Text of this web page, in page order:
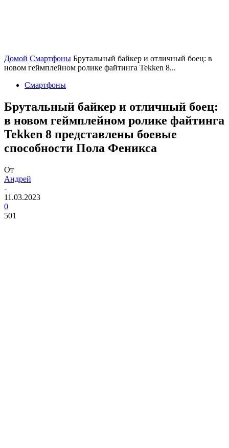
Домой Смартфоны Брутальный байкер и отличный боец: в
новом геймплейном ролике файтинга Tekken 8...
Смартфоны
Брутальный байкер и отличный боец:
в новом геймплейном ролике файтинга
Tekken 8 представлены боевые
способности Пола Феникса
От
Андрей
-
11.03.2023
0
501